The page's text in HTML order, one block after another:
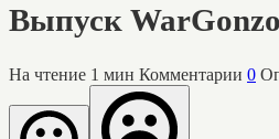
Выпуск
На чтение 1 мин Комментарии 0